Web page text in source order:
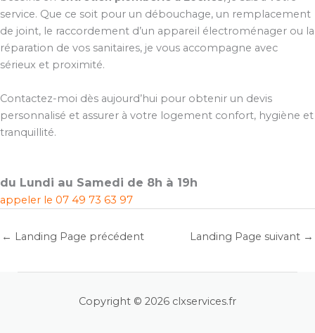
service. Que ce soit pour un débouchage, un remplacement
de joint, le raccordement d’un appareil électroménager ou la
réparation de vos sanitaires, je vous accompagne avec
sérieux et proximité.
Contactez-moi dès aujourd’hui pour obtenir un devis
personnalisé et assurer à votre logement confort, hygiène et
tranquillité.
du Lundi au Samedi de 8h à 19h
appeler le 07 49 73 63 97
← Landing Page précédent Landing Page suivant →
Copyright © 2026 clxservices.fr